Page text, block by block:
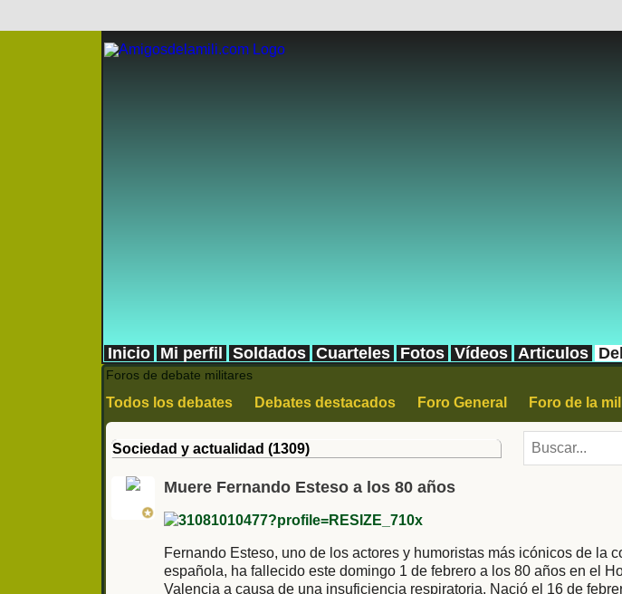
Inicio Mi perfil Soldados Cuarteles Fotos Vídeos Articulos
Foros de debate militares
Todos los debates Debates destacados Foro General Foro de la
Sociedad y actualidad
Ciencia
Series cine y televisión
Fútbol y deportes Cajon de sastre, Humor,
Sociedad y actualidad (1309)
Muere Fernando Esteso a los 80 años
Fernando Esteso, uno de los actores y humoristas más icónicos de la
española, ha fallecido este domingo 1 de febrero a los 80 años en el
Valencia a causa de una insuficiencia respiratoria. Nació el 16 de